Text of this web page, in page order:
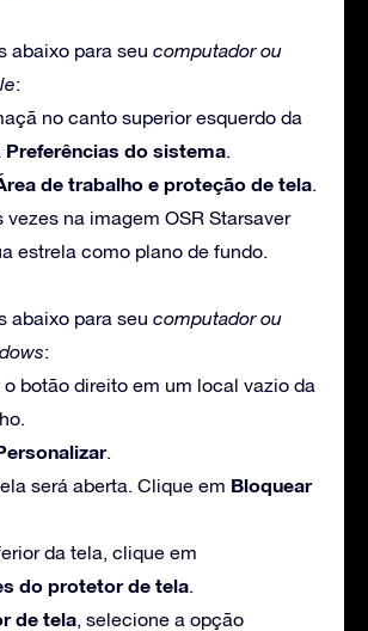
abaixo para seu computador ou
:
no canto superior esquerdo da
Preferências do sistema
de trabalho e proteção de tela
vezes na imagem OSR Starsaver
estrela como plano de fundo.
abaixo para seu computador ou
:
botão direito em um local vazio da
.
será aberta. Clique em Bloquear
da tela, clique em
do protetor de tela
de tela , selecione a opção